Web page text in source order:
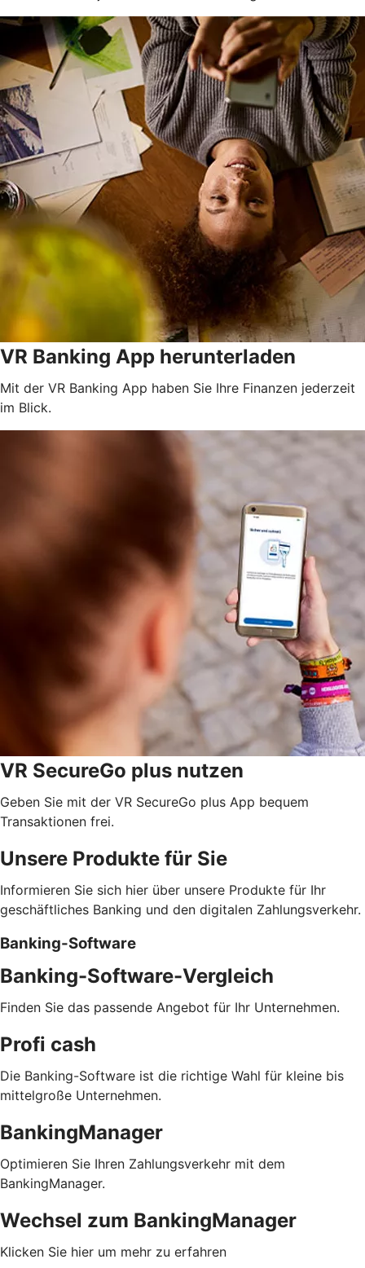
VR Banking App herunterladen
Mit der VR Banking App haben Sie Ihre Finanzen jederzeit
im Blick.
VR SecureGo plus nutzen
Geben Sie mit der VR SecureGo plus App bequem
Transaktionen frei.
Unsere Produkte für Sie
Informieren Sie sich hier über unsere Produkte für Ihr
geschäftliches Banking und den digitalen Zahlungsverkehr.
Banking-Software
Banking-Software-Vergleich
Finden Sie das passende Angebot für Ihr Unternehmen.
Profi cash
Die Banking-Software ist die richtige Wahl für kleine bis
mittelgroße Unternehmen.
BankingManager
Optimieren Sie Ihren Zahlungsverkehr mit dem
BankingManager.
Wechsel zum BankingManager
Klicken Sie hier um mehr zu erfahren